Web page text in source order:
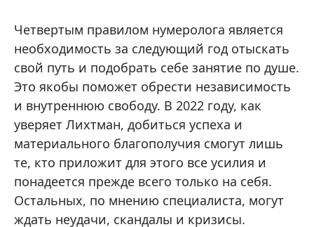
Четвертым правилом нумеролога является
необходимость за следующий год отыскать
свой путь и подобрать себе занятие по душе.
Это якобы поможет обрести независимость
и внутреннюю свободу. В 2022 году, как
уверяет Лихтман, добиться успеха и
материального благополучия смогут лишь
те, кто приложит для этого все усилия и
понадеется прежде всего только на себя.
Остальных, по мнению специалиста, могут
ждать неудачи, скандалы и кризисы.